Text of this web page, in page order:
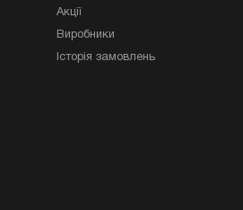
Акції
Виробники
Історія замовлень